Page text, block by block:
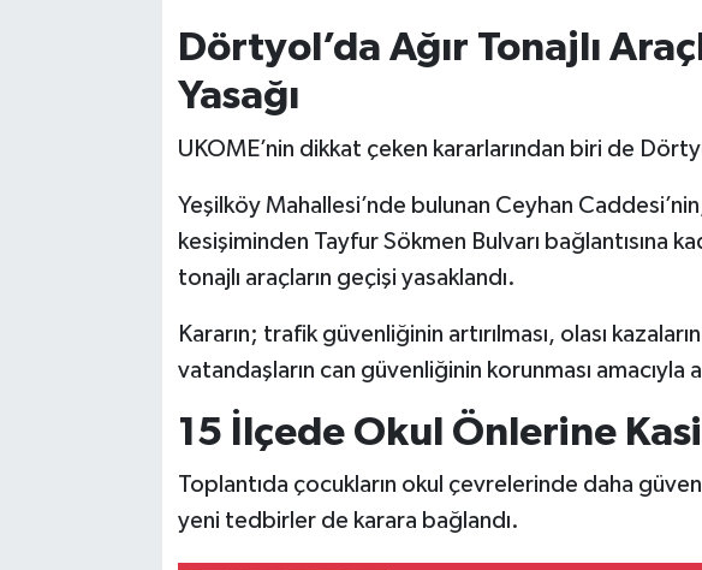
Dörtyol’da Ağır Tonajlı
Yasağı
UKOME’nin dikkat çeken kararlarından biri de
Yeşilköy Mahallesi’nde bulunan Ceyhan
kesişiminden Tayfur Sökmen Bulvarı bağlantısına
tonajlı araçların geçişi yasaklandı.
Kararın; trafik güvenliğinin artırılması, olası
vatandaşların can güvenliğinin korunması amacıyla
15 İlçede Okul Önlerine
Toplantıda çocukların okul çevrelerinde daha
yeni tedbirler de karara bağlandı.